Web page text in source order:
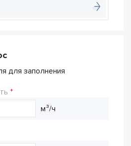
для заполнения
м³/ч